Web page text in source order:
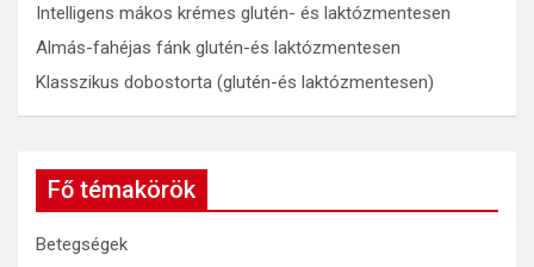
Intelligens mákos krémes glutén- és laktózmentesen
Almás-fahéjas fánk glutén-és laktózmentesen
Klasszikus dobostorta (glutén-és laktózmentesen)
Fő témakörök
Betegségek